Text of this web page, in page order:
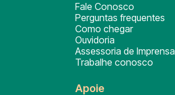
Fale Conosco
Perguntas frequentes
Como chegar
Ouvidoria
Assessoria de Imprensa
Trabalhe conosco
Apoie